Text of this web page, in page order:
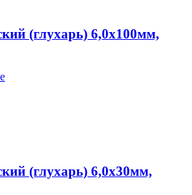
(глухарь) 6,0х100мм,
(глухарь) 6,0х30мм,